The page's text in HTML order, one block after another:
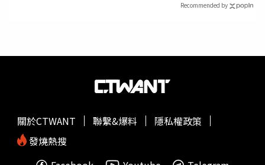
Recommended by
關於CTWANT 聯繫&爆料
隱私權政策
發燒熱搜